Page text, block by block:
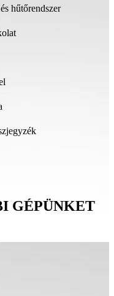
hűtőrendszer
GÉPÜNKET